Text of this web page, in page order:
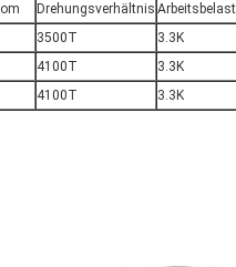
Drehungsverhältnis
3500T 3.3K
4100T 3.3K
4100T 3.3K